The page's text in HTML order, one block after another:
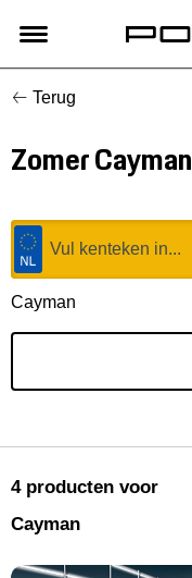
Lifestyle
Auto Accessoires
Classic
Nieuw
Mijn account
Terug
Zomer Cayman
Cayman
4producten voor
Cayman